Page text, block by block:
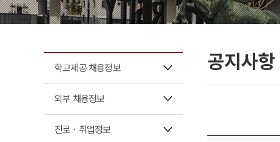
학교제공 채용정보
외부 채용정보
진로ㆍ취업정보
공지사항